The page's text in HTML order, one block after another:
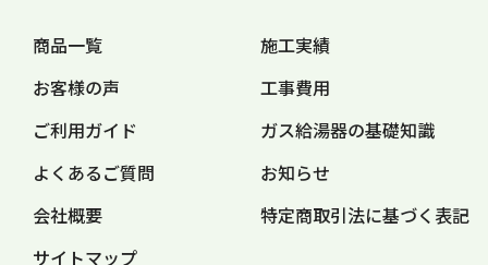
商品一覧
施工実績
お客様の声
工事費用
ご利用ガイド
ガス給湯器の基礎知識
よくあるご質問
お知らせ
会社概要
特定商取引法に基づく表記
サイトマップ